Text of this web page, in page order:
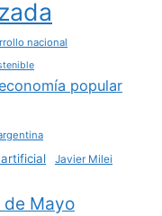
nacional
popular
Javier Milei
Mayo